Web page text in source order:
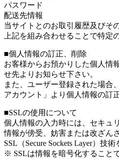
パスワード
配送先情報
当サイトとのお取引履歴及びそ
上記を組み合わせることで特定
■個人情報の訂正、削除
お客様からお預かりした個人情
せ先よりお知らせ下さい。
また、ユーザー登録された場合
アカウント」より個人情報の訂
■SSLの使用について
個人情報の入力時には、セキュ
情報が傍受、妨害または改ざん
SSL（Secure Sockets Layer）技
※ SSLは情報を暗号化すること